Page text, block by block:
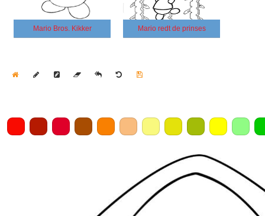
Mario Bros. Kikker Mario redt de prinses